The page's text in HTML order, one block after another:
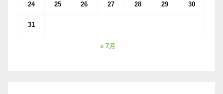
24 25 26 27 28 29 30
31
« 7月